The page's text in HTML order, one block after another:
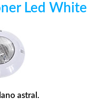
Led White
astral.